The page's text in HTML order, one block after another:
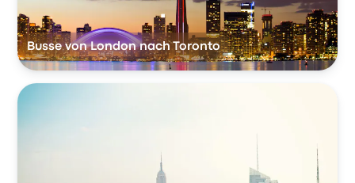
Busse von London nach Toronto